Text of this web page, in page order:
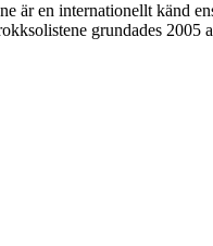
är en internationellt känd
grundades 2005